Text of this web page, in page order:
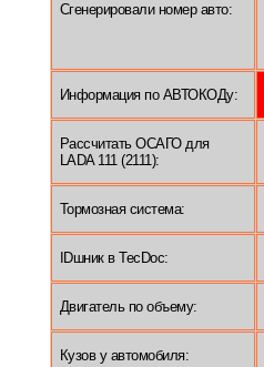
Сгенерировали номер авто:
Информация по АВТОКОДу:
Рассчитать ОСАГО для
LADA 111 (2111):
Тормозная система:
IDшник в TecDoc:
Двигатель по объему:
Кузов у автомобиля: